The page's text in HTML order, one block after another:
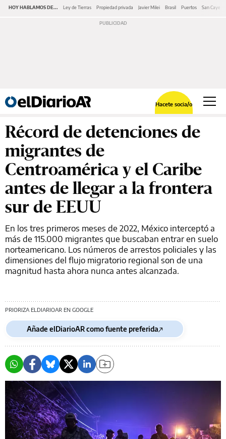
HOY HABLAMOS DE... Ley de Tierras Propiedad privada Javier Milei Brasil Puertos San
Hacete socia/o
Récord de detenciones de
migrantes de
Centroamérica y el Caribe
antes de llegar a la frontera
sur de EEUU
En los tres primeros meses de 2022, México interceptó a
más de 115.000 migrantes que buscaban entrar en suelo
norteamericano. Los números de arrestos policiales y las
dimensiones del flujo migratorio regional son de una
magnitud hasta ahora nunca antes alcanzada.
PRIORIZA ELDIARIOAR EN GOOGLE
Añade elDiarioAR como fuente preferida